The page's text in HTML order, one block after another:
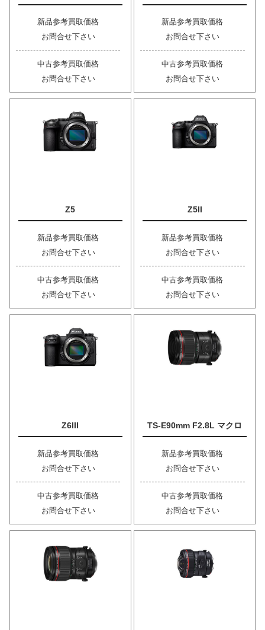
新品参考買取価格
お問合せ下さい
中古参考買取価格
お問合せ下さい
新品参考買取価格
お問合せ下さい
中古参考買取価格
お問合せ下さい
Z5
新品参考買取価格
お問合せ下さい
中古参考買取価格
お問合せ下さい
Z5II
新品参考買取価格
お問合せ下さい
中古参考買取価格
お問合せ下さい
Z6III
新品参考買取価格
お問合せ下さい
中古参考買取価格
お問合せ下さい
TS-E90mm F2.8L マクロ
新品参考買取価格
お問合せ下さい
中古参考買取価格
お問合せ下さい